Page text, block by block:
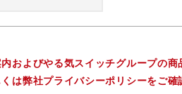
およびやる気スイッチグループの
は弊社プライバシーポリシーをご確